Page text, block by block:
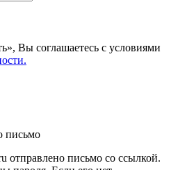
Вы соглашаетесь c условиями
письмо
отправлено письмо со ссылкой.